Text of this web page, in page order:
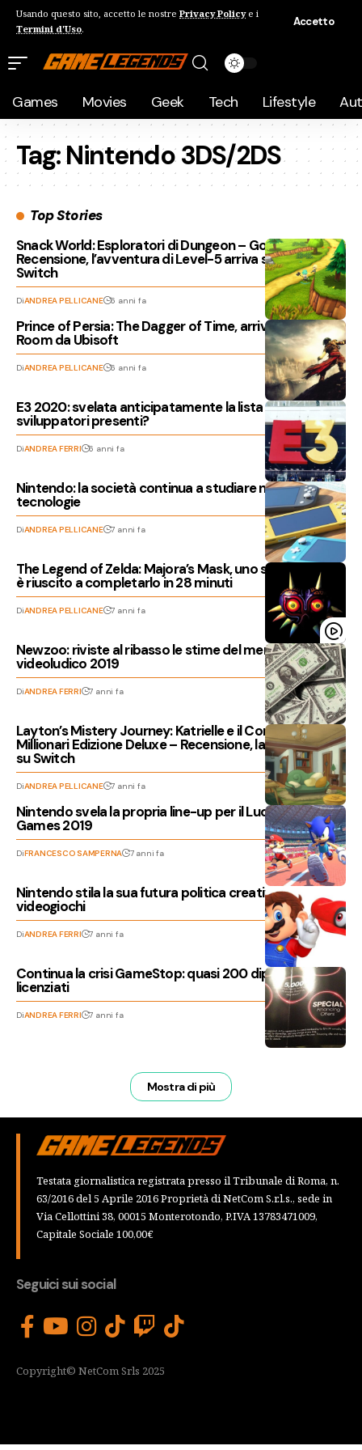
Usando questo sito, accetto le nostre Privacy Policye i
Termini d'Uso.
Accetto
Games Movies Geek Tech Lifestyle
Tag:Nintendo 3DS/2DS
Top Stories
Snack World: Esploratori di Dungeon – Gold –
Recensione, l’avventura di Level-5 arriva su Nintendo
Switch
DiANDREA PELLICANE 6 anni fa
Prince of Persia: The Dagger of Time, arriva un’Escape
Room da Ubisoft
DiANDREA PELLICANE 6 anni fa
E3 2020: svelata anticipatamente la lista degli
sviluppatori presenti?
DiANDREA FERRI 6 anni fa
Nintendo: la società continua a studiare nuove
tecnologie
DiANDREA PELLICANE 7 anni fa
The Legend of Zelda: Majora’s Mask, uno speedrunner
è riuscito a completarlo in 28 minuti
DiANDREA PELLICANE 7 anni fa
Newzoo: riviste al ribasso le stime del mercato
videoludico 2019
DiANDREA FERRI 7 anni fa
Layton’s Mistery Journey: Katrielle e il Complotto dei
Millionari Edizione Deluxe – Recensione, la saga arriva
su Switch
DiANDREA PELLICANE 7 anni fa
Nintendo svela la propria line-up per il Lucca Comics &
Games 2019
DiFRANCESCO SAMPERNA 7 anni fa
Nintendo stila la sua futura politica creativa nei
videogiochi
DiANDREA FERRI 7 anni fa
Continua la crisi GameStop: quasi 200 dipendenti
licenziati
DiANDREA FERRI 7 anni fa
Mostra di più
Testata giornalistica registrata presso il Tribunale di Roma, n.
63/2016 del 5 Aprile 2016 Proprietà di NetCom S.r.l.s., sede in
Via Cellottini 38, 00015 Monterotondo, P.IVA 13783471009,
Capitale Sociale 100,00€
Seguici sui social
Copyright© NetCom Srls 2025